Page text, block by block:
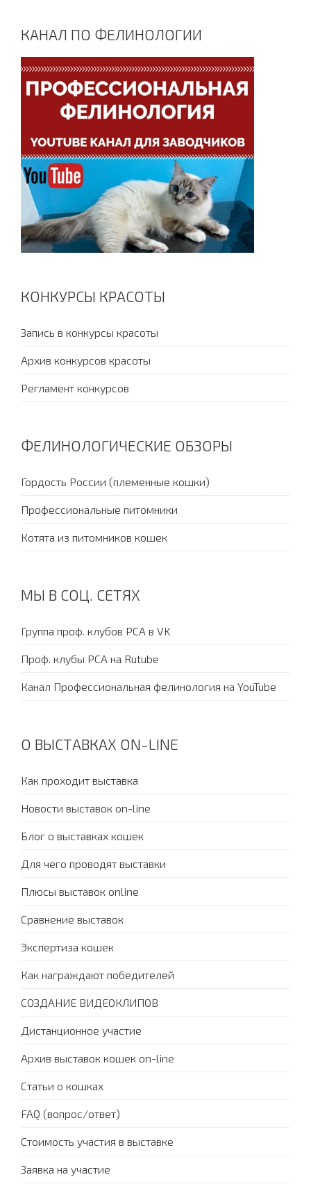
КАНАЛ ПО ФЕЛИНОЛОГИИ
КОНКУРСЫ КРАСОТЫ
Запись в конкурсы красоты
Архив конкурсов красоты
Регламент конкурсов
ФЕЛИНОЛОГИЧЕСКИЕ ОБЗОРЫ
Гордость России (племенные кошки)
Профессиональные питомники
Котята из питомников кошек
МЫ В СОЦ. СЕТЯХ
Группа проф. клубов PCA в VK
Проф. клубы PCA на Rutube
Канал Профессиональная фелинология на YouTube
О ВЫСТАВКАХ ON-LINE
Как проходит выставка
Новости выставок on-line
Блог о выставках кошек
Для чего проводят выставки
Плюсы выставок online
Сравнение выставок
Экспертиза кошек
Как награждают победителей
СОЗДАНИЕ ВИДЕОКЛИПОВ
Дистанционное участие
Архив выставок кошек on-line
Статьи о кошках
FAQ (вопрос/ответ)
Стоимость участия в выставке
Заявка на участие